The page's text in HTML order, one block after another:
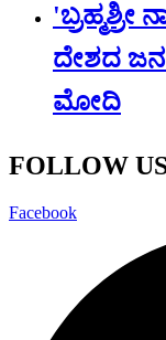
ದೇಶದ
ಮೋದಿ
FOLLOW
Facebook